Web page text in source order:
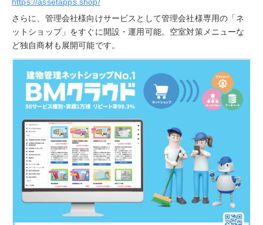
さらに、管理会社様向けサービスとして管理会社様専用の「ネ
ットショップ」をすぐに開設・運用可能。空室対策メニューな
ど独自商材も展開可能です。